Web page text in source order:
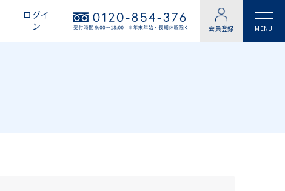
ログイ
ン
会員登録